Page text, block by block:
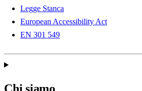
Legge Stanca
European Accessibility Act
EN 301 549
Chi siamo